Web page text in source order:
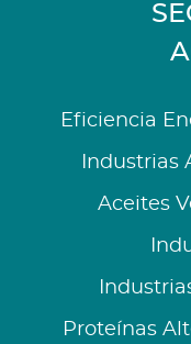
Eficiencia
Industrias
Aceites
Proteínas